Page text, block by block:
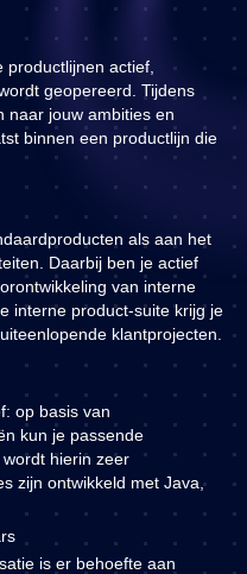
actief,
geopereerd. Tijdens
naar jouw ambities en
binnen een productlijn die
als aan het
Daarbij ben je actief
van interne
interne product-suite krijg je
klantprojecten.
op basis van
kun je passende
hierin zeer
zijn ontwikkeld met Java,
is er behoefte aan